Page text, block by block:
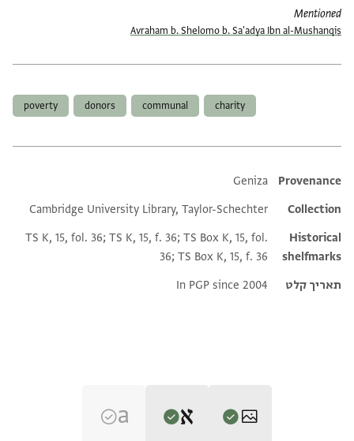
Mentioned
Avraham b. Shelomo b. Sa'adya Ibn al-Mushanqiṣ
charity
communal
donors
poverty
Additional metadata
Provenance
Geniza
Collection
Cambridge University Library, Taylor-Schechter
Historical
shelfmarks
TS K, 15, fol. 36; TS K, 15, f. 36; TS Box K, 15, fol.
36; TS Box K, 15, f. 36
תאריך קלט
In PGP since 2004